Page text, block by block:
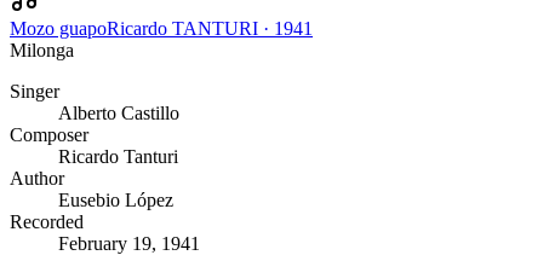
Mozo guapoRicardo TANTURI · 1941
Milonga
Singer
Alberto Castillo
Composer
Ricardo Tanturi
Author
Eusebio López
Recorded
February 19, 1941